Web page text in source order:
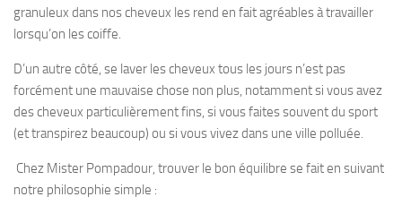
granuleux dans nos cheveux les rend en fait agréables à travailler
lorsqu’on les coiffe.
D’un autre côté, se laver les cheveux tous les jours n’est pas
forcément une mauvaise chose non plus, notamment si vous avez
des cheveux particulièrement fins, si vous faites souvent du sport
(et transpirez beaucoup) ou si vous vivez dans une ville polluée.
Chez Mister Pompadour, trouver le bon équilibre se fait en suivant
notre philosophie simple :